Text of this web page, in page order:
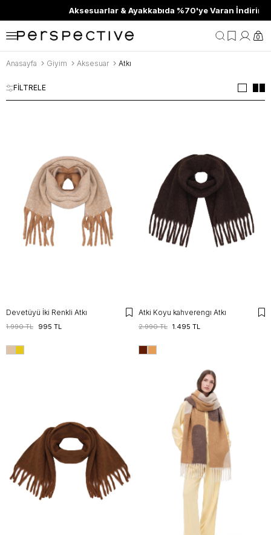
Aksesuarlar & Ayakkabıda %70'ye Varan İndirim
0
Anasayfa Giyim Aksesuar Atkı
FİLTRELE
Devetüyü İki Renkli Atkı
995 TL
1.990 TL
Atki Koyu kahverengı Atkı
1.495 TL
2.990 TL